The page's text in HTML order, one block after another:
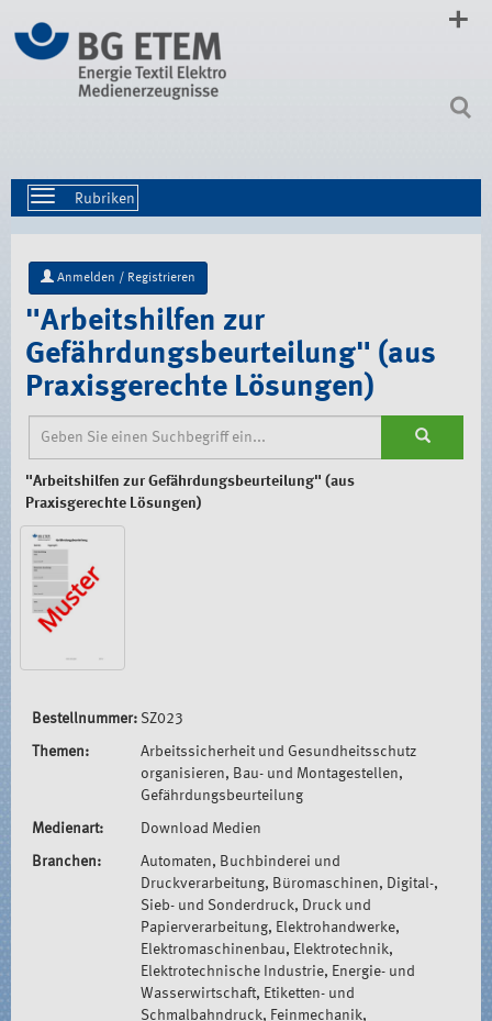
zum
Inhalt
Toggle
navigation
Anmelden / Registrieren
"Arbeitshilfen zur
Gefährdungsbeurteilung" (aus
Praxisgerechte Lösungen)
"Arbeitshilfen zur Gefährdungsbeurteilung" (aus
Praxisgerechte Lösungen)
Bestellnummer: SZ023
Themen:
Arbeitssicherheit und Gesundheitsschutz
organisieren, Bau- und Montagestellen,
Gefährdungsbeurteilung
Medienart: Download Medien
Branchen:
Automaten, Buchbinderei und
Druckverarbeitung, Büromaschinen, Digital-,
Sieb- und Sonderdruck, Druck und
Papierverarbeitung, Elektrohandwerke,
Elektromaschinenbau, Elektrotechnik,
Elektrotechnische Industrie, Energie- und
Wasserwirtschaft, Etiketten- und
Schmalbahndruck, Feinmechanik,